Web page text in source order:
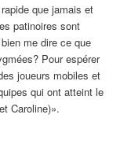
que jamais et
patinoires sont
me dire ce que
Pour espérer
joueurs mobiles et
qui ont atteint le
Caroline)».